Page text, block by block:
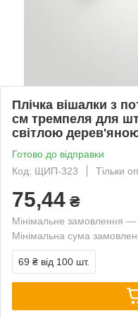
Плічка вішалки з
см тремпеля для
світлою
Готово до відправки
Код: ЩИП-323
Тільки
75,44 ₴
Мінімальне замовлення —
Мінімальна сума
69 ₴ від 100 шт.